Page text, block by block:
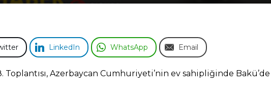
LinkedIn WhatsApp Email
Toplantısı, Azerbaycan Cumhuriyeti’nin ev sahipliğinde